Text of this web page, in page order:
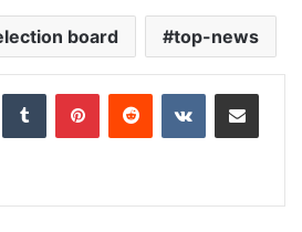
board top-news
Tumblr PinterestReddit VKontakteShare via Email